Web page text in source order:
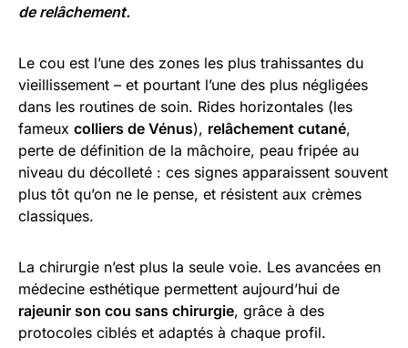
de relâchement.
Le cou est l’une des zones les plus trahissantes du
vieillissement – et pourtant l’une des plus négligées
dans les routines de soin. Rides horizontales (les
fameux colliers de Vénus), relâchement cutané,
perte de définition de la mâchoire, peau fripée au
niveau du décolleté : ces signes apparaissent souvent
plus tôt qu’on ne le pense, et résistent aux crèmes
classiques.
La chirurgie n’est plus la seule voie. Les avancées en
médecine esthétique permettent aujourd’hui de
rajeunir son cou sans chirurgie, grâce à des
protocoles ciblés et adaptés à chaque profil.